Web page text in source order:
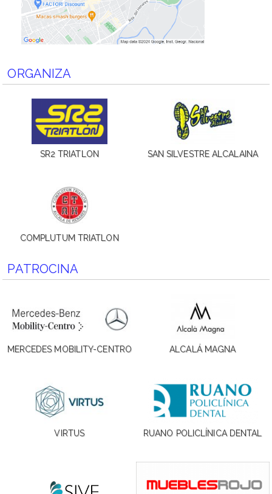
ORGANIZA
SR2 TRIATLON SAN SILVESTRE ALCALAINA
COMPLUTUM TRIATLON
PATROCINA
MERCEDES MOBILITY-CENTRO ALCALÁ MAGNA
VIRTUS RUANO POLICLÍNICA DENTAL